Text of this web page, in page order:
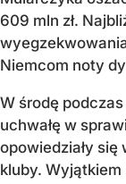
609 mln zł.
Niemcom noty
W środę podczas
uchwałę w
opowiedziały
kluby. Wyjątkiem